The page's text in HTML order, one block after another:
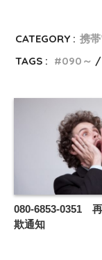
CATEGORY : 携
TAGS :
090～
080-6853-0351
欺通知